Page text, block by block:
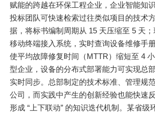
赋能的跨越在环保工程企业，企业智能知
投标团队可快速检索过往类似项目的技术
据，将标书编制周期从 15 天压缩至 5 天
移动终端接入系统，实时查询设备维修手
使平均故障修复时间（MTTR）缩短至 4
型企业，设备的分布式部署能力可实现总
实时同步。总部制定的技术标准、管理规
公司，而实践中产生的创新经验也能快速
形成 “上下联动” 的知识迭代机制。某省级